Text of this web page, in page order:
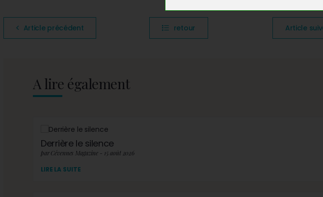
Article précédent retour Article
A lire également
Derrière le silence
par Cévennes Magazine - 15 août 2026
LIRE LA SUITE